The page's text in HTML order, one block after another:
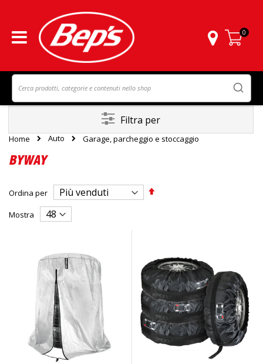
Carrello
0
Home Auto Garage, parcheggio e stoccaggio
BYWAY
Ordina per
Imposta
Mostra
Filtra per